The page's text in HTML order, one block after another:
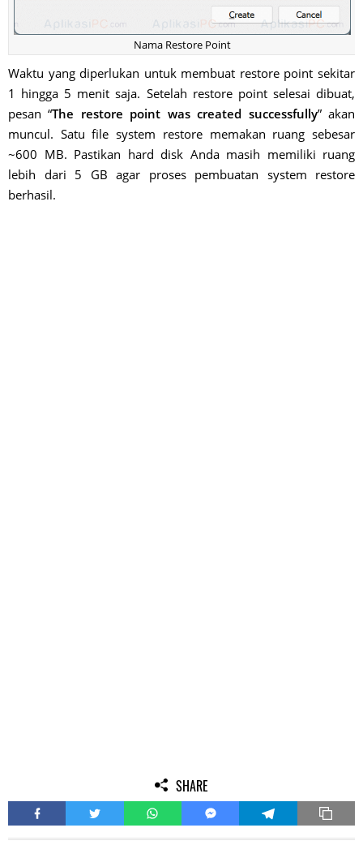
Nama Restore Point
Waktu yang diperlukan untuk membuat restore point sekitar
1 hingga 5 menit saja. Setelah restore point selesai dibuat,
pesan “The restore point was created successfully” akan
muncul. Satu file system restore memakan ruang sebesar
~600 MB. Pastikan hard disk Anda masih memiliki ruang
lebih dari 5 GB agar proses pembuatan system restore
berhasil.
SHARE